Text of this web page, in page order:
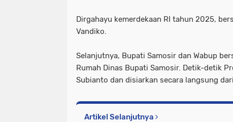
Dirgahayu kemerdekaan RI tahun 2025,
Vandiko.
Selanjutnya, Bupati Samosir dan Wabup
Rumah Dinas Bupati Samosir. Detik-detik
Subianto dan disiarkan secara langsung
Artikel Selanjutnya